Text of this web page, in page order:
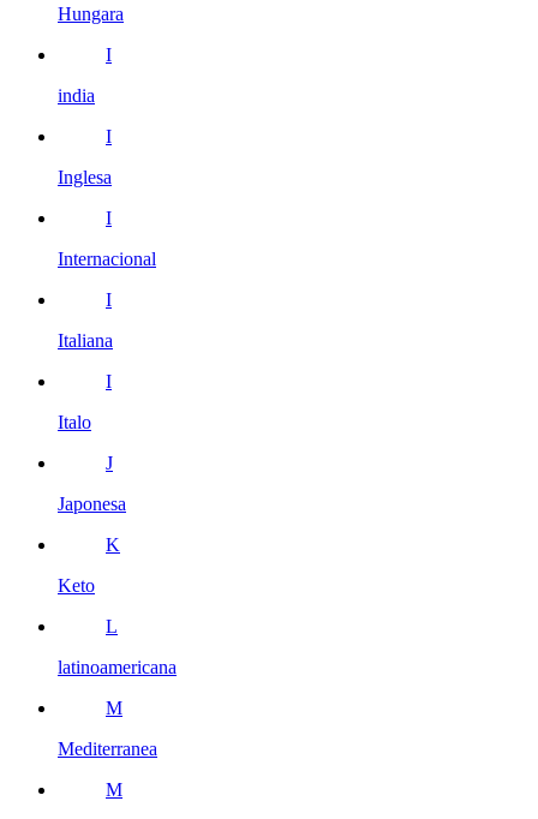
Hungara
I
india
I
Inglesa
I
Internacional
I
Italiana
I
Italo
J
Japonesa
K
Keto
L
latinoamericana
M
Mediterranea
M